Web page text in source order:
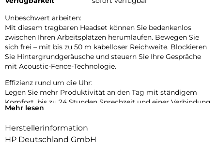
Unbeschwert arbeiten:
Mit diesem tragbaren Headset können Sie bedenkenlos
zwischen Ihren Arbeitsplätzen herumlaufen. Bewegen Sie
sich frei – mit bis zu 50 m kabelloser Reichweite. Blockieren
Sie Hintergrundgeräusche und steuern Sie Ihre Gespräche
mit Acoustic-Fence-Technologie.
Effizienz rund um die Uhr:
Legen Sie mehr Produktivität an den Tag mit ständigem
Komfort, bis zu 24 Stunden Sprechzeit und einer Verbindung
zu mehreren Geräten. Mit einer Desktop-Ladestation oder
Ihre Sprechzeit verlängern.
Mehr lesen
Herstellerinformation
HP Deutschland GmbH